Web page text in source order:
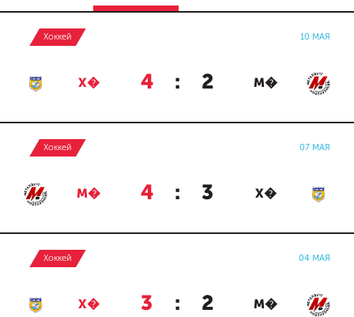
Хоккей 10 МАЯ
Х� 4 : 2 М�
Хоккей 07 МАЯ
М� 4 : 3 Х�
Хоккей 04 МАЯ
Х� 3 : 2 М�